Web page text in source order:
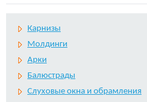
Карнизы
Молдинги
Арки
Балюстрады
Слуховые окна и обрамления